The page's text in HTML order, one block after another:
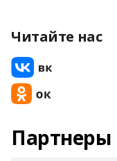
Читайте нас
Партнеры